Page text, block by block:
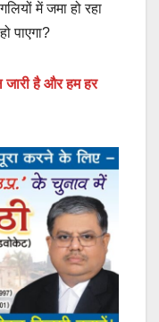
में जमा हो रहा
पाएगा?
जारी है और हम हर